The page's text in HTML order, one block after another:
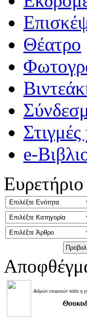
Θέατρο
e-
Ανδρών επιφανών πάσα η